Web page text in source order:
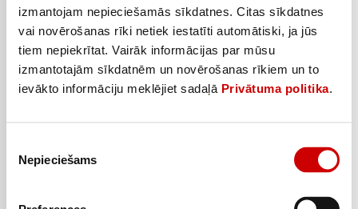
izmantojam nepieciešamās sīkdatnes. Citas sīkdatnes
vai novērošanas rīki netiek iestatīti automātiski, ja jūs
tiem nepiekrītat. Vairāk informācijas par mūsu
izmantotajām sīkdatnēm un novērošanas rīkiem un to
ievākto informāciju meklējiet sadaļā Privātuma politika.
izvēle
Nepieciešams